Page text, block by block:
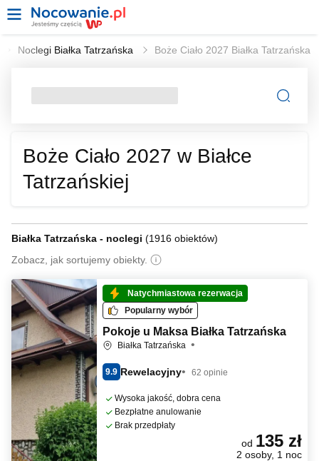
Noclegi Białka Tatrzańska Boże Ciało 2027 Białka Tatrzańska
Boże Ciało 2027 w Białce
Tatrzańskiej
Białka Tatrzańska - noclegi (1916 obiektów)
Zobacz, jak sortujemy obiekty.
Natychmiastowa rezerwacja
Popularny wybór
Pokoje u Maksa Białka Tatrzańska
Białka Tatrzańska
9.9 Rewelacyjny 62 opinie
Wysoka jakość, dobra cena
Bezpłatne anulowanie
Brak przedpłaty
od 135 zł
2 osoby, 1 noc